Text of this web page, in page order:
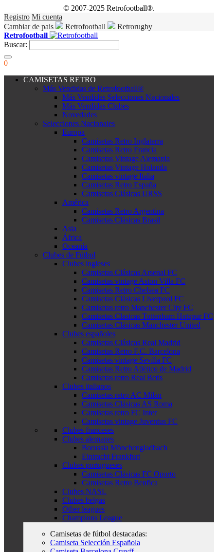
© 2007-2025 Retrofootball®.
Registro Mi cuenta
Cambiar de pais
Retrofootball
Retrorugby
Retrofootball
Buscar:
0
CAMISETAS RETRO
Más Vendidas de Retrofootball®
Más Vendidas Selecciones Nacionales
Más Vendidas Clubes
Novedades
Selecciones Nacionales
Europa
Camisetas Retro Inglaterra
Camisetas Retro Francia
Camisetas Vintage Alemania
Camisetas Vintage Holanda
Camisetas vintage Italia
Camisetas Retro España
Camisetas Clásicas URSS
América
Camisetas Retro Argentina
Camisetas Clásicas Brasil
Asia
África
Oceanía
Clubes de Fútbol
Clubes ingleses
Camisetas Clásicas Arsenal FC
Camisetas vintage Aston Villa FC
Camisetas Retro Chelsea FC
Camisetas Clásicas Liverpool FC
Camisetas retro Manchester City FC
Camisetas Clasicas Tottenham Hotspur FC
Camisetas Clásicas Manchester United
Clubes españoles
Camisetas Clásicas Real Madrid
Camisetas Retro F.C. Barcelona
Camisetas vintage Sevilla FC
Camisetas Retro Atlético de Madrid
Camisetas retro Real Betis
Clubes italianos
Camisetas retro AC Milan
Camisetas Clásicas AS Roma
Camisetas retro FC Inter
Camisetas vintage Juventus FC
Clubes franceses
Clubes alemanes
Borussia Mönchengladbach
Eintracht Frankfurt
Clubes portugueses
Camisetas Clásicas FC Oporto
Camisetas Retro Benfica
Clubes NASL
Clubes belgas
Other leagues
Champions League
Camisetas de fútbol destacadas:
Camiseta Selección Española